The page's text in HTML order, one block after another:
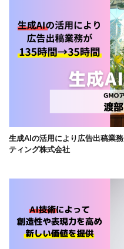
生成AIの活用により広告出稿業
ティング株式会社